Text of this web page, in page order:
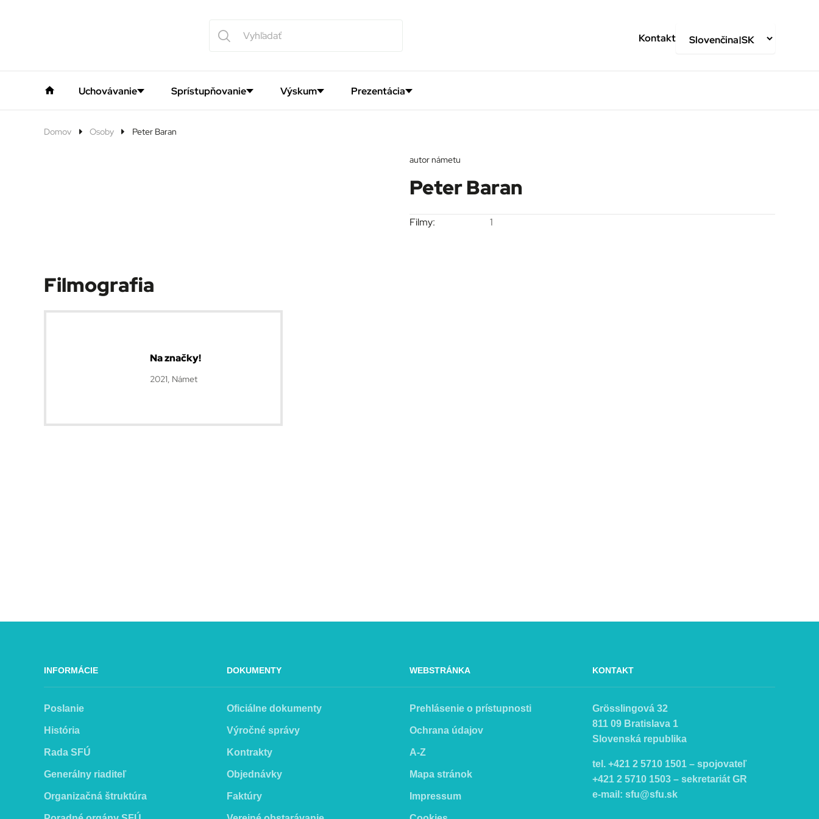
Uchovávanie Sprístupňovanie Výskum Prezentácia
Kontakt
Domov Osoby Peter Baran
autor námetu
Peter Baran
Filmy: 1
Filmografia
Na značky!
2021, Námet
INFORMÁCIE
Poslanie
História
Rada SFÚ
Generálny riaditeľ
Organizačná štruktúra
DOKUMENTY
Oficiálne dokumenty
Výročné správy
Kontrakty
Objednávky
Faktúry
WEBSTRÁNKA
Prehlásenie o prístupnosti
Ochrana údajov
A-Z
Mapa stránok
Impressum
KONTAKT
Grösslingová 32
811 09 Bratislava 1
Slovenská republika
tel. +421 2 5710 1501 – spojovateľ
+421 2 5710 1503 – sekretariát GR
e-mail: sfu@sfu.sk